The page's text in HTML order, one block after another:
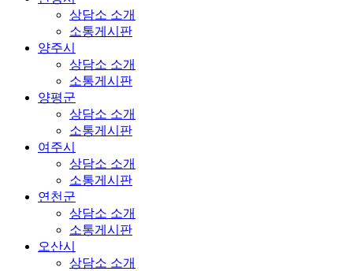
상담소 소개
소통게시판
양주시
상담소 소개
소통게시판
양평군
상담소 소개
소통게시판
여주시
상담소 소개
소통게시판
연천군
상담소 소개
소통게시판
오산시
상담소 소개